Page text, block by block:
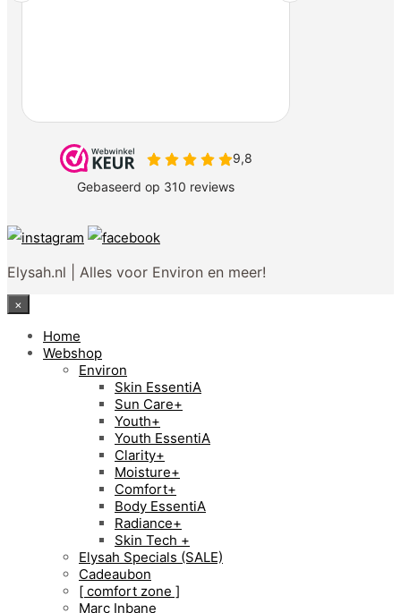
Elysah.nl | Alles voor Environ en meer!
×
Home
Webshop
Environ
Skin EssentiA
Sun Care+
Youth+
Youth EssentiA
Clarity+
Moisture+
Comfort+
Body EssentiA
Radiance+
Skin Tech +
Elysah Specials (SALE)
Cadeaubon
[ comfort zone ]
Marc Inbane